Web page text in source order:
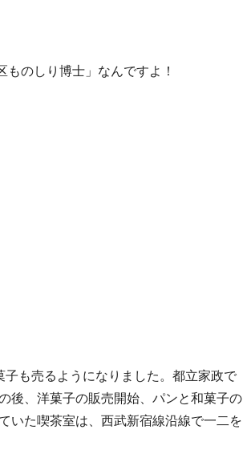
のしり博士」なんですよ！
も売るようになりました。都立家政で
後、洋菓子の販売開始、パンと和菓子の
いた喫茶室は、西武新宿線沿線で一二を